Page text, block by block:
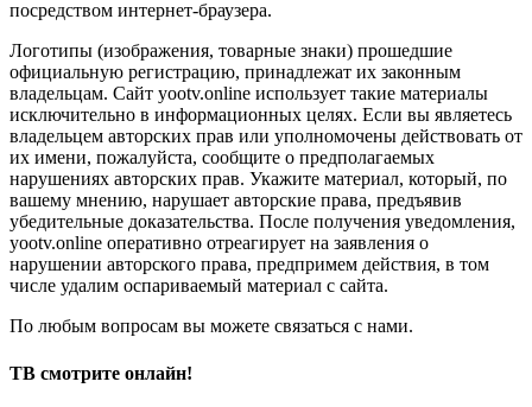
посредством интернет-браузера.
Логотипы (изображения, товарные знаки) прошедшие
официальную регистрацию, принадлежат их законным
владельцам. Сайт yootv.online использует такие материалы
исключительно в информационных целях. Если вы являетесь
владельцем авторских прав или уполномочены действовать от
их имени, пожалуйста, сообщите о предполагаемых
нарушениях авторских прав. Укажите материал, который, по
вашему мнению, нарушает авторские права, предъявив
убедительные доказательства. После получения уведомления,
yootv.online оперативно отреагирует на заявления о
нарушении авторского права, предпримем действия, в том
числе удалим оспариваемый материал с сайта.
По любым вопросам вы можете связаться с нами.
ТВ смотрите онлайн!